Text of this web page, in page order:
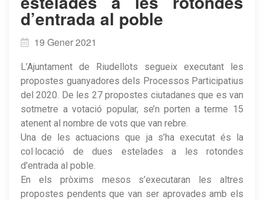
d’entrada al poble
19 Gener 2021
L’Ajuntament de Riudellots segueix executant les
propostes guanyadores dels Processos Participatius
del 2020. De les 27 propostes ciutadanes que es van
sotmetre a votació popular, se’n porten a terme 15
atenent al nombre de vots que van rebre.
Una de les actuacions que ja s’ha executat és la
col·locació de dues estelades a les rotondes
d'entrada al poble.
En els pròxims mesos s’executaran les altres
propostes pendents que van ser aprovades amb els